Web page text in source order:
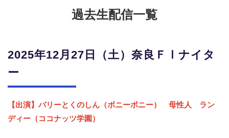
過去生配信一覧
2025年12月27日（土）奈良ＦⅠナイタ
ー
【出演】バリーとくのしん（ボニーボニー） 母性人 ラン
ディー（ココナッツ学園）